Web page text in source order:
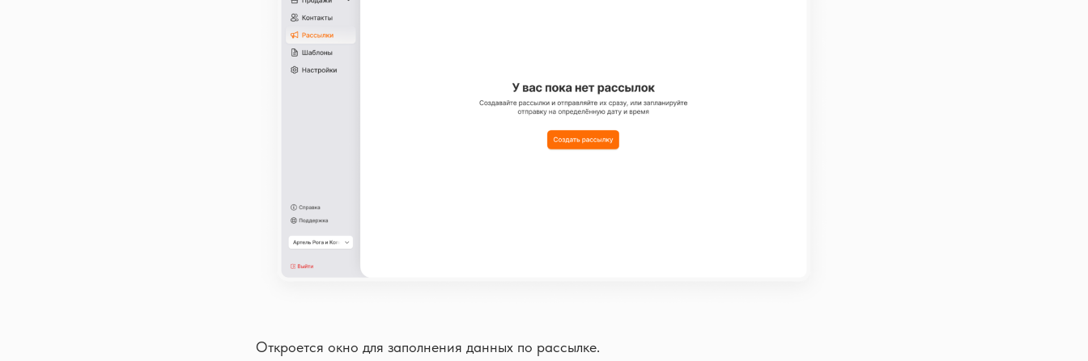
Откроется окно для заполнения данных по рассылке.